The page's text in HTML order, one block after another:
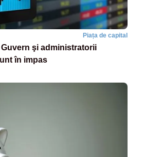
Piața de capital
şi administratorii
în impas